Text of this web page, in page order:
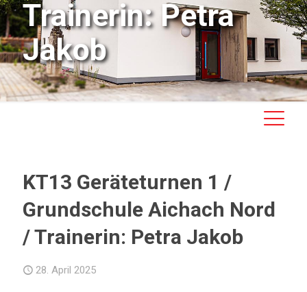
Trainerin: Petra
Jakob
KT13 Geräteturnen 1 /
Grundschule Aichach Nord
/ Trainerin: Petra Jakob
28. April 2025